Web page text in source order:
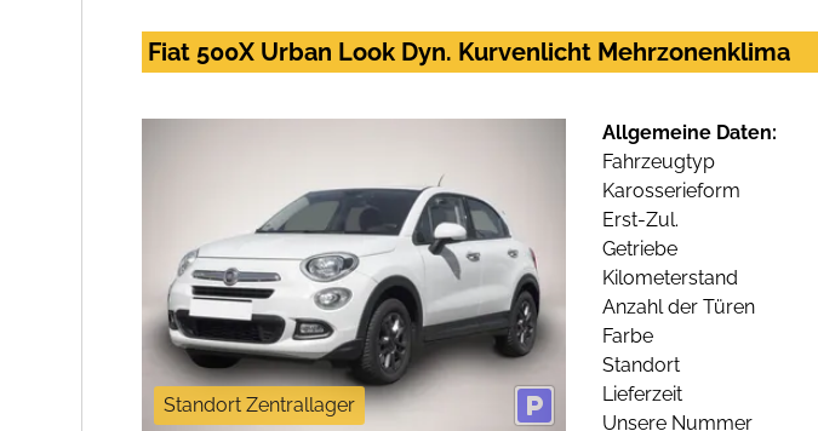
Fiat 500X Urban Look Dyn. Kurvenlicht Mehrzonenklima
Standort Zentrallager
Allgemeine Daten:
Fahrzeugtyp
Karosserieform
Erst-Zul.
Getriebe
Kilometerstand
Anzahl der Türen
Farbe
Standort
Lieferzeit
Unsere Nummer